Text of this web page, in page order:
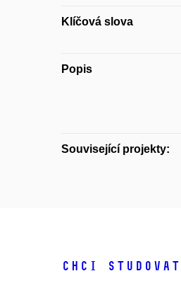
Klíčová slova
Popis
Související projekty:
Chci studovat